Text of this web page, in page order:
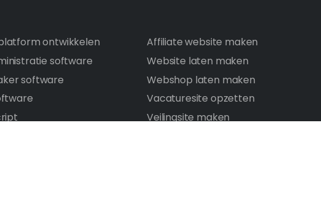
ontwikkelen
software
software
Affiliate website maken
Website laten maken
Webshop laten maken
Vacaturesite opzetten
Veilingsite maken